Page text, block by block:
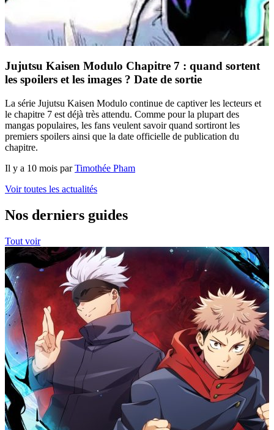
Jujutsu Kaisen Modulo Chapitre 7 : quand sortent
les spoilers et les images ? Date de sortie
La série Jujutsu Kaisen Modulo continue de captiver les lecteurs et
le chapitre 7 est déjà très attendu. Comme pour la plupart des
mangas populaires, les fans veulent savoir quand sortiront les
premiers spoilers ainsi que la date officielle de publication du
chapitre.
Il y a 10 mois parTimothée Pham
Voir toutes les actualités
Nos derniers guides
Tout voir